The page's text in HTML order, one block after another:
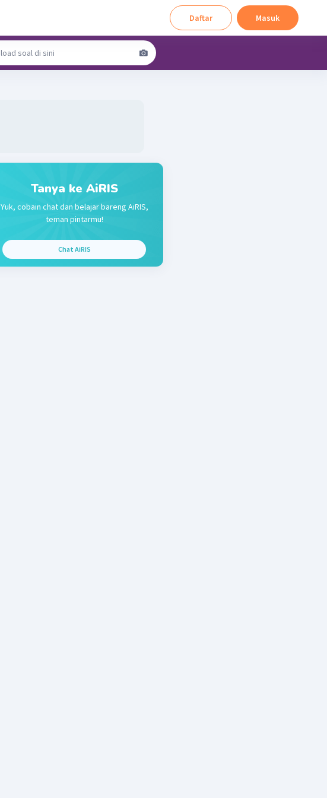
Daftar Masuk
Tanya ke AiRIS
Yuk, cobain chat dan belajar bareng AiRIS,
teman pintarmu!
Chat AiRIS